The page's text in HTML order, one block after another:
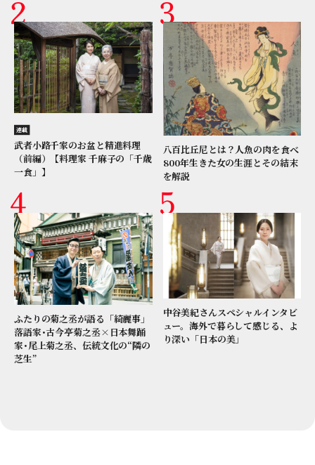
連載
武者小路千家のお盆と精進料理
（前編）【料理家 千麻子の「千歳
一食」】
八百比丘尼とは？人魚の肉を食べ
800年生きた女の生涯とその結末
を解説
ふたりの菊之丞が語る「綺麗事」
落語家･古今亭菊之丞×日本舞踊
家･尾上菊之丞、伝統文化の“隣の
芝生”
中谷美紀さんスペシャルインタビ
ュー。海外で暮らして感じる、よ
り深い「日本の美」